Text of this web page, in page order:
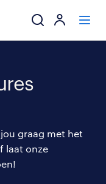
carrière
randstad
graag met het
laat onze